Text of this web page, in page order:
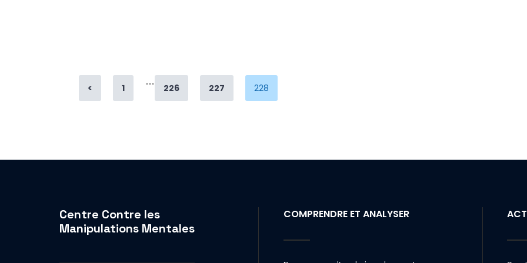
< Page
1
…
Page
226 Page
227 Page
228
Centre Contre les
Manipulations Mentales
COMPRENDRE ET ANALYSER